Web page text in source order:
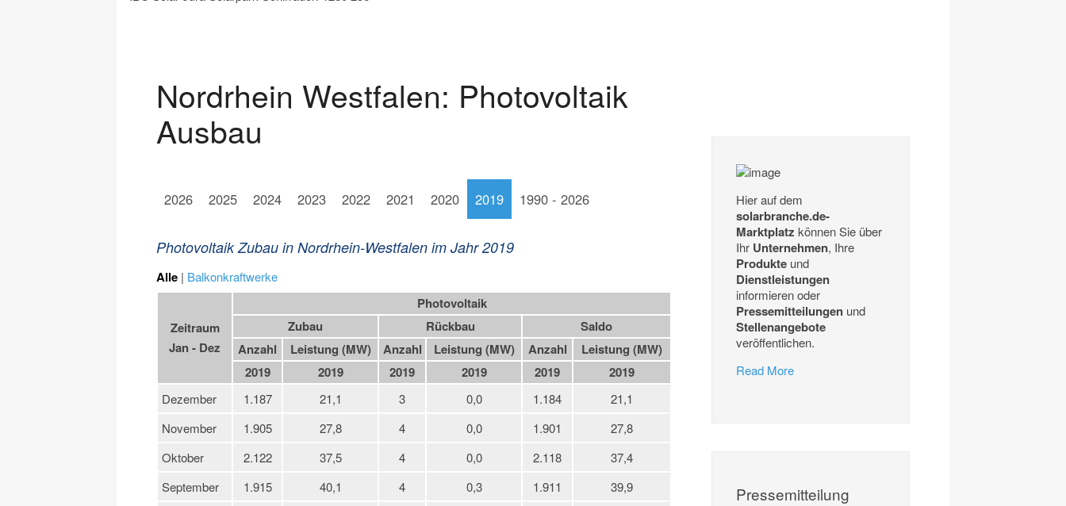
Nordrhein Westfalen: Photovoltaik
Ausbau
2026 2025 2024 2023 2022 2021 2020 2019 1990 - 2026
Photovoltaik Zubau in Nordrhein-Westfalen im Jahr 2019
Alle | Balkonkraftwerke
Zeitraum
Jan - Dez
Photovoltaik
Zubau
Rückbau
Saldo
Anzahl
Leistung (MW) Anzahl Leistung (MW) Anzahl
Leistung (MW)
2019
2019 2019 2019 2019 2019
Dezember 1.187 21,1 3 0,0 1.184
21,1
November
1.905 27,8 4 0,0 1.901
27,8
Oktober
2.122 37,5 4 0,0 2.118
37,4
September
1.915 40,1 4 0,3 1.911
39,9
Hier auf dem
solarbranche.de-
Marktplatz können Sie über
Ihr Unternehmen, Ihre
Produkte und
Dienstleistungen
informieren oder
Pressemitteilungen und
Stellenangebote
veröffentlichen.
Read More
Pressemitteilung